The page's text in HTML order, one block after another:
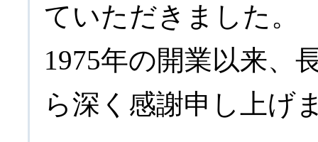
ていただきました。
1975年の開業以来、
ら深く感謝申し上げ